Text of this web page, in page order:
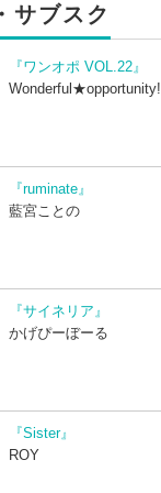
サブスク
『ワンオポ VOL.22』
Wonderful★opportunity!
『ruminate』
藍宮ことの
『サイネリア』
かげぴーぼーる
『Sister』
ROY